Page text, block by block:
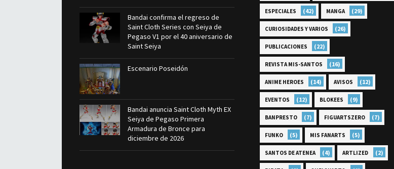
Bandai confirma el regreso de
Saint Cloth Series con Seiya de
Pegaso V1 por el 40 aniversario de
Saint Seiya
Escenario Poseidón
Bandai anuncia Saint Cloth Myth EX
Seiya de Pegaso Primera
Armadura de Bronce para
diciembre de 2026
ESPECIALES (42) MANGA (29)
CURIOSIDADES Y VARIOS (26)
PUBLICACIONES (22)
REVISTA MIS-SANTOS (16)
ANIME HEROES (14) AVISOS (12)
EVENTOS (12) BLOKEES (9)
BANPRESTO (7) FIGUARTSZERO (7)
FUNKO (5) MIS FANARTS (5)
SANTOS DE ATENEA (4) ARTLIZED (2)